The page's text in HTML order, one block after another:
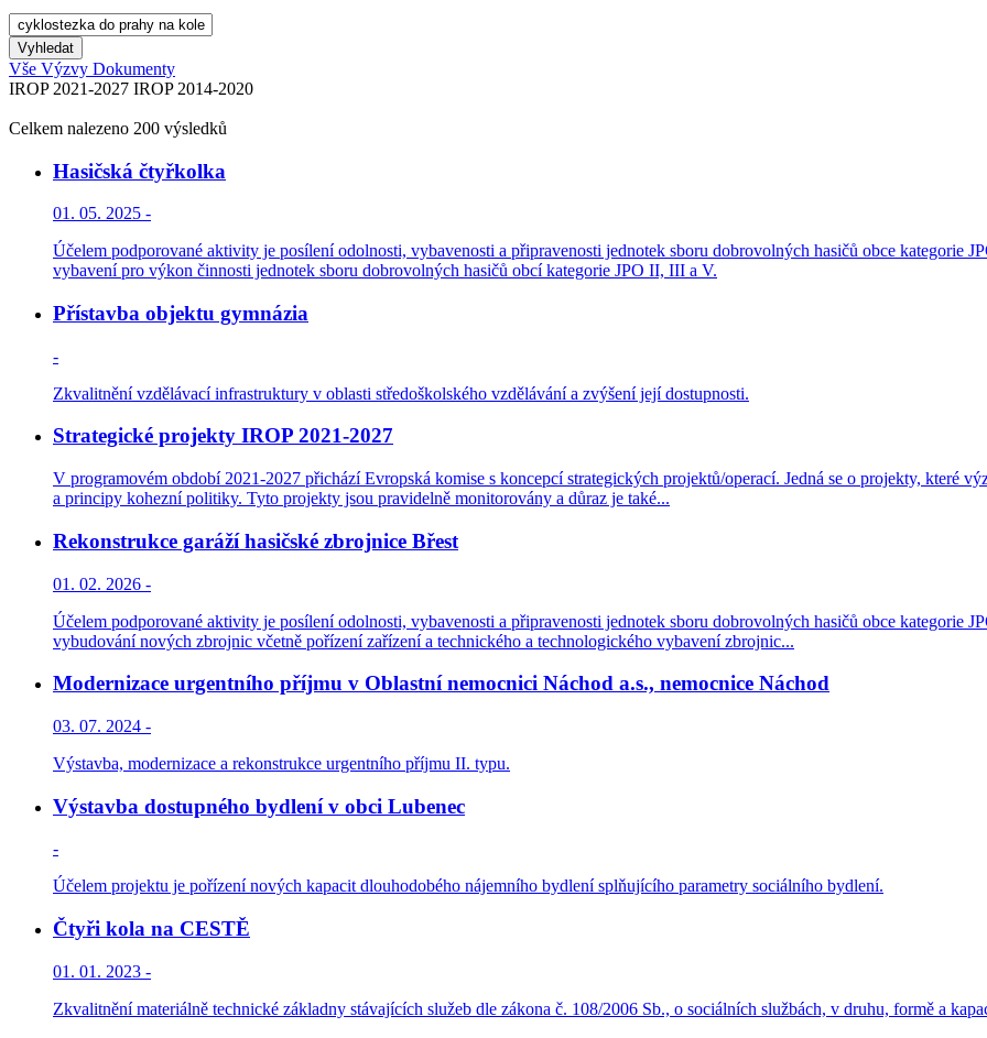
Vše Výzvy Dokumenty
IROP 2021-2027 IROP 2014-2020
Celkem nalezeno 200 výsledků
Hasičská čtyřkolka
01. 05. 2025 -
Účelem podporované aktivity je posílení odolnosti, vybavenosti a připravenosti jednotek sboru dobrovolných hasičů obce kategorie
vybavení pro výkon činnosti jednotek sboru dobrovolných hasičů obcí kategorie JPO II, III a V.
Přístavba objektu gymnázia
-
Zkvalitnění vzdělávací infrastruktury v oblasti středoškolského vzdělávání a zvýšení její dostupnosti.
Strategické projekty IROP 2021-2027
V programovém období 2021-2027 přichází Evropská komise s koncepcí strategických projektů/operací. Jedná se o projekty, které
a principy kohezní politiky. Tyto projekty jsou pravidelně monitorovány a důraz je také...
Rekonstrukce garáží hasičské zbrojnice Břest
01. 02. 2026 -
Účelem podporované aktivity je posílení odolnosti, vybavenosti a připravenosti jednotek sboru dobrovolných hasičů obce kategorie
vybudování nových zbrojnic včetně pořízení zařízení a technického a technologického vybavení zbrojnic...
Modernizace urgentního příjmu v Oblastní nemocnici Náchod a.s., nemocnice Náchod
03. 07. 2024 -
Výstavba, modernizace a rekonstrukce urgentního příjmu II. typu.
Výstavba dostupného bydlení v obci Lubenec
-
Účelem projektu je pořízení nových kapacit dlouhodobého nájemního bydlení splňujícího parametry sociálního bydlení.
Čtyři kola na CESTĚ
01. 01. 2023 -
Zkvalitnění materiálně technické základny stávajících služeb dle zákona č. 108/2006 Sb., o sociálních službách, v druhu, formě a